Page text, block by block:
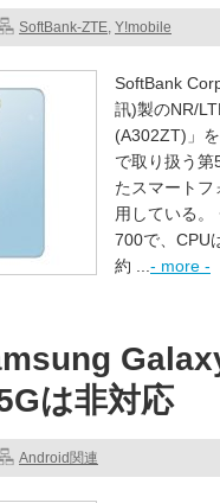
SoftBank-ZTE, Y!mobile
SoftBank
訊)製のNR/
(A302ZT)」
で取り扱う第
たスマート
用している
700で、CPU
約 ... - more -
は非対応
Android関連